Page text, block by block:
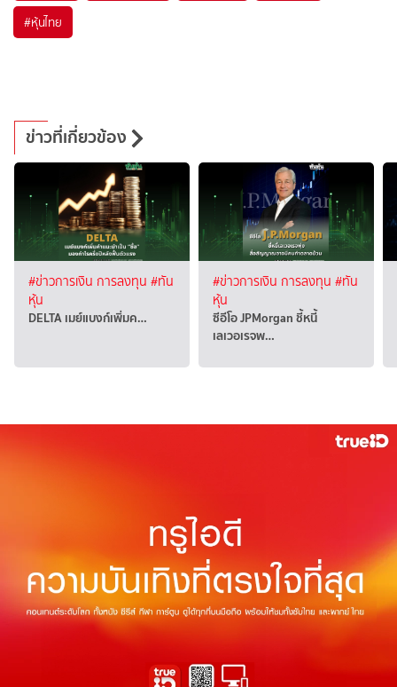
#หุ้นไทย
ข่าวที่เกี่ยวข้อง
#ข่าวการเงิน การลงทุน #ทัน
หุ้น
DELTA เมย์แบงก์เพิ่มค…
#ข่าวการเงิน การลงทุน #ทัน
หุ้น
ซีอีโอ JPMorgan ชี้หนี้
เลเวอเรจพ…